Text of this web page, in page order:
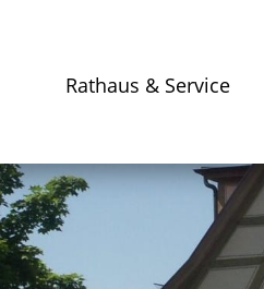
Rathaus & Service